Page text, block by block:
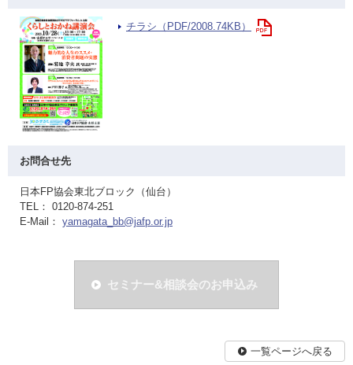
チラシ（PDF/2008.74KB）
お問合せ先
日本FP協会東北ブロック（仙台）
TEL： 0120-874-251
E-Mail： yamagata_bb@jafp.or.jp
セミナー&相談会のお申込み
一覧ページへ戻る